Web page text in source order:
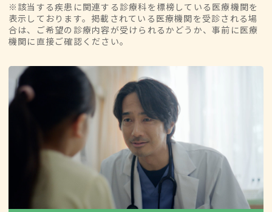
※該当する疾患に関連する診療科を標榜している医療機関を
表示しております。掲載されている医療機関を受診される場
合は、ご希望の診療内容が受けられるかどうか、事前に医療
機関に直接ご確認ください。